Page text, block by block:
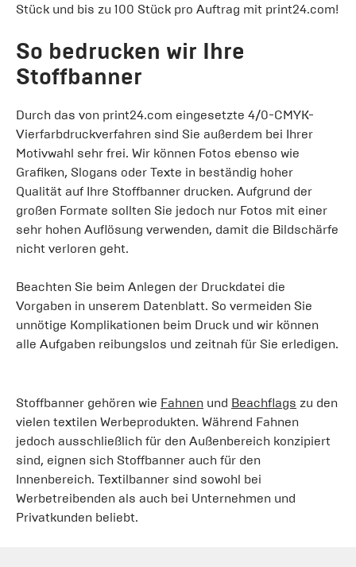
Stück und bis zu 100 Stück pro Auftrag mit print24.com!
So bedrucken wir Ihre
Stoffbanner
Durch das von print24.com eingesetzte 4/0-CMYK-
Vierfarbdruckverfahren sind Sie außerdem bei Ihrer
Motivwahl sehr frei. Wir können Fotos ebenso wie
Grafiken, Slogans oder Texte in beständig hoher
Qualität auf Ihre Stoffbanner drucken. Aufgrund der
großen Formate sollten Sie jedoch nur Fotos mit einer
sehr hohen Auflösung verwenden, damit die Bildschärfe
nicht verloren geht.
Beachten Sie beim Anlegen der Druckdatei die
Vorgaben in unserem Datenblatt. So vermeiden Sie
unnötige Komplikationen beim Druck und wir können
alle Aufgaben reibungslos und zeitnah für Sie erledigen.
Stoffbanner gehören wie Fahnen und Beachflags zu den
vielen textilen Werbeprodukten. Während Fahnen
jedoch ausschließlich für den Außenbereich konzipiert
sind, eignen sich Stoffbanner auch für den
Innenbereich. Textilbanner sind sowohl bei
Werbetreibenden als auch bei Unternehmen und
Privatkunden beliebt.